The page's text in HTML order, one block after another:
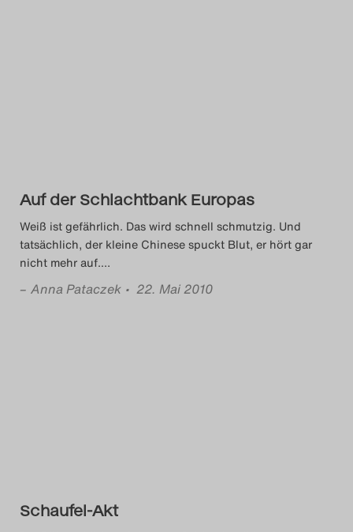
2023
Das Theatertreffen-Blog
2024
Das Theatertreffen-Blog
Auf der Schlachtbank Europas
Weiß ist gefährlich. Das wird schnell schmutzig. Und
tatsächlich, der kleine Chinese spuckt Blut, er hört gar
nicht mehr auf.…
– Anna Pataczek • 22. Mai 2010
Schaufel-Akt